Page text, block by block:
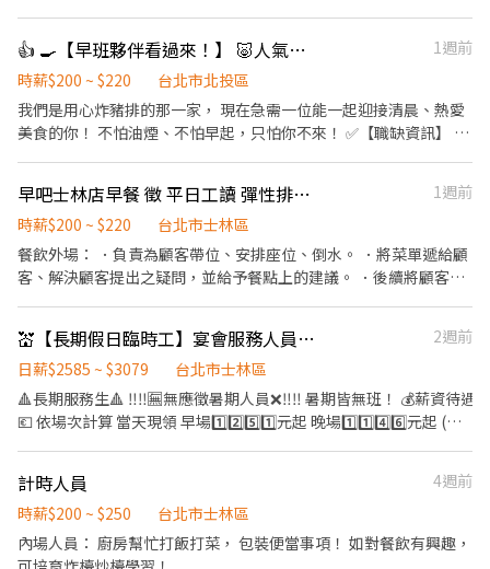
🧑‍🎓【我們適合你，如果你是…】 ✅ 學生，想利用課餘打工 ✅ 有責
任感、不怕忙、肯學習 ✅ 喜歡有活力、大家互相 cover 的工作氣氛
💰【薪資福利】 •💵 時薪 $200 起（依表現調薪） •🧋 免費員工餐
•🕐 彈性排班（平日午餐 / 晚餐 / 假日都可排） •🎁 員工推薦獎
👍 🍳【早班夥伴看過來！】 🐷人氣豬排店徵的就是你！時薪220
1週前
時薪$200 ~ $220
台北市北投區
我們是用心炸豬排的那一家， 現在急需一位能一起迎接清晨、熱愛
美食的你！ 不怕油煙、不怕早起，只怕你不來！ ✅【職缺資訊】 📍
製作） • 外場服務（點餐、送餐、簡單收銀） 📅 排班方式：排班
制／長期為主 💰 薪資待遇：200元起
早吧士林店早餐 徵 平日工讀 彈性排班 時薪 200
1週前
時薪$200 ~ $220
台北市士林區
餐飲外場： ．負責為顧客帶位、安排座位、倒水。 ．將菜單遞給顧
客、解決顧客提出之疑問，並給予餐點上的建議。 ．後續將顧客點
負責結帳、收銀等工作。 餐飲內場： ．擔任廚師的助手，處理烹飪
前與烹飪中之準備工作與其他餐廳相關事務。 ．負責洗、剝、削、
切各種食材。 ．負責清理工作環境、設備和餐具。 ．準備不同餐點
所需要的食材。 ．協助測量食材的容量與重量。 ．負責擺盤、打包
💒【長期假日臨時工】宴會服務人員💕💰薪資當日領‼️
2週前
日薪$2585 ~ $3079
台北市士林區
🔺長期服務生🔺 ‼️‼️🈚️無應徵暑期人員❌‼️‼️ 暑期皆無班！ 💰薪資待遇
💶 依場次計算 當天現領 早場1️⃣2️⃣5️⃣1️⃣元起 晚場1️⃣1️⃣4️⃣6️⃣元起 (時
🔅無婚宴場次時 時薪以$200計🔅 ⚠️上班一律都會投勞保 投保費從
薪資-$9❕ 以上薪資金額已扣除投保費 【工作內容】 🔘事前準備工
作、酒水服務、上菜換盤及事後環境整理。 🔘 隨時注意賓客的需
求，提供顧客完善且溫馨的服務。 【工作時間】 🔸早班
計時人員
4週前
時薪$200 ~ $250
台北市士林區
內場人員： 廚房幫忙打飯打菜， 包裝便當事項！ 如對餐飲有興趣，